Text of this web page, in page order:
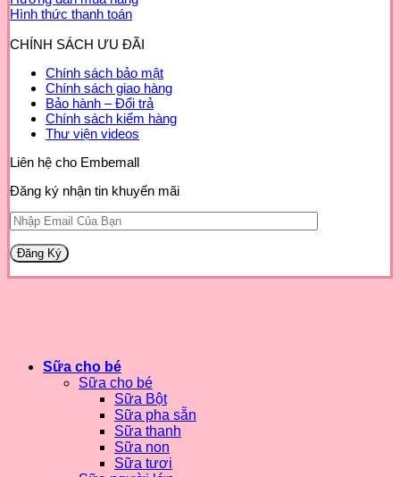
Hình thức thanh toán
CHÍNH SÁCH ƯU ĐÃI
Chính sách bảo mật
Chính sách giao hàng
Bảo hành – Đổi trả
Chính sách kiểm hàng
Thư viện videos
Liên hệ cho Embemall
Đăng ký nhận tin khuyến mãi
Sữa cho bé
Sữa cho bé
Sữa Bột
Sữa pha sẵn
Sữa thanh
Sữa non
Sữa tươi